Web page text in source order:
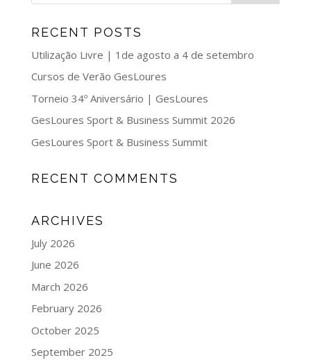
RECENT POSTS
Utilização Livre | 1de agosto a 4 de setembro
Cursos de Verão GesLoures
Torneio 34º Aniversário | GesLoures
GesLoures Sport & Business Summit 2026
GesLoures Sport & Business Summit
RECENT COMMENTS
ARCHIVES
July 2026
June 2026
March 2026
February 2026
October 2025
September 2025